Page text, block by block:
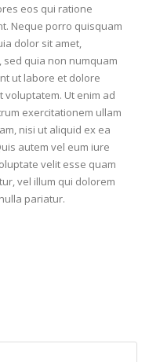
eos qui ratione
Neque porro quisquam
dolor sit amet,
sed quia non numquam
ut labore et dolore
Ut enim ad
exercitationem ullam
nisi ut aliquid ex ea
autem vel eum iure
velit esse quam
vel illum qui dolorem
pariatur.